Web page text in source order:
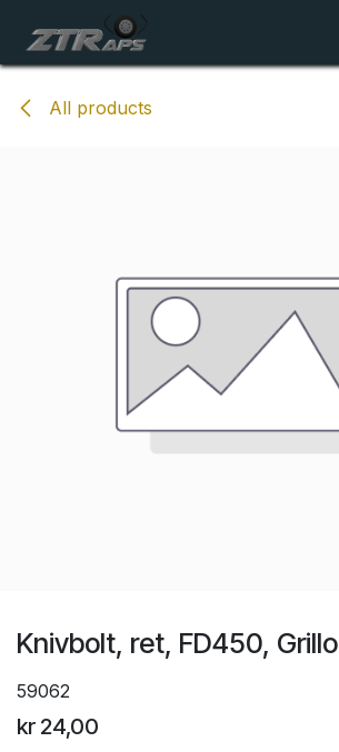
All products
Knivbolt, ret, FD450, Grillo
59062
kr 24,00